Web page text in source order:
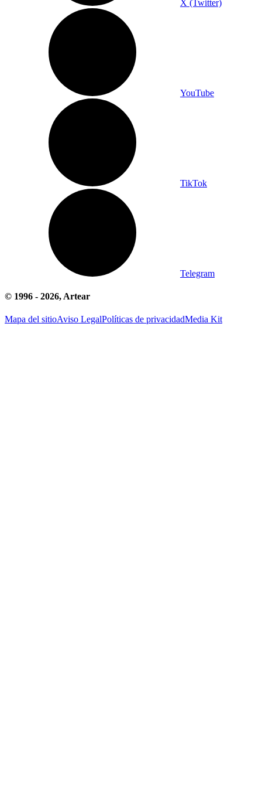
X (Twitter)
YouTube
TikTok
Telegram
© 1996 - 2026, Artear
Mapa del sitioAviso LegalPolíticas de privacidadMedia Kit